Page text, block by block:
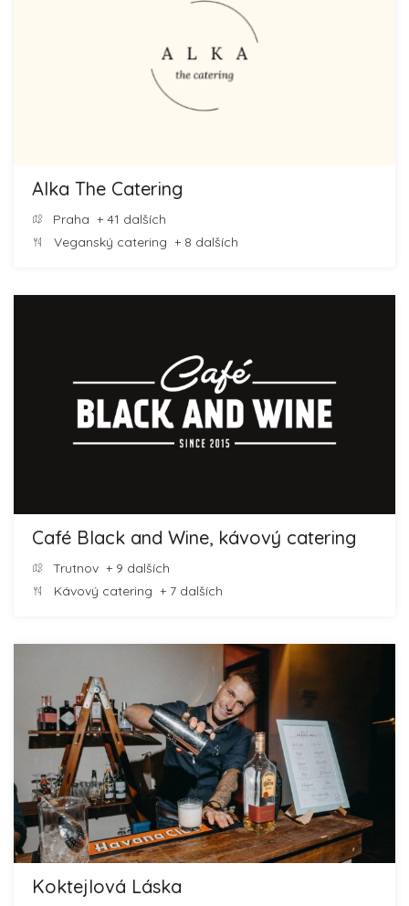
Alka The Catering
Praha + 41 dalších
Veganský catering + 8 dalších
Café Black and Wine, kávový catering
Trutnov + 9 dalších
Kávový catering + 7 dalších
Koktejlová Láska